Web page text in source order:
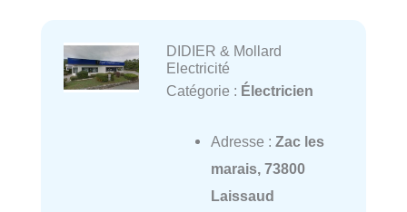
DIDIER & Mollard
Electricité
Catégorie : Électricien
Adresse : Zac les
marais, 73800
Laissaud